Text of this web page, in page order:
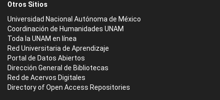
Otros Sitios
Universidad Nacional Autónoma de México
Coordinación de Humanidades UNAM
Toda la UNAM en línea
Red Universitaria de Aprendizaje
Portal de Datos Abiertos
Dirección General de Bibliotecas
Red de Acervos Digitales
Directory of Open Access Repositories